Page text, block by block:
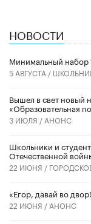
НОВОСТИ
Минимальный набор
5 АВГУСТА /
Вышел в свет новый
«Образовательная
3 ИЮЛЯ / АНОНС
Школьники и
Отечественной
22 ИЮНЯ /
«Егор, давай во
22 ИЮНЯ / АНОНС